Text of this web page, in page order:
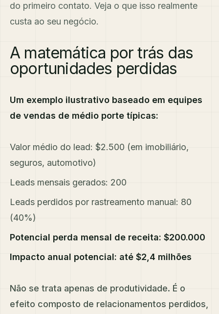
do primeiro contato. Veja o que isso realmente
custa ao seu negócio.
A matemática por trás das
oportunidades perdidas
Um exemplo ilustrativo baseado em equipes
de vendas de médio porte típicas:
Valor médio do lead: $2.500 (em imobiliário,
seguros, automotivo)
Leads mensais gerados: 200
Leads perdidos por rastreamento manual: 80
(40%)
Potencial perda mensal de receita: $200.000
Impacto anual potencial: até $2,4 milhões
Não se trata apenas de produtividade. É o
efeito composto de relacionamentos perdidos,